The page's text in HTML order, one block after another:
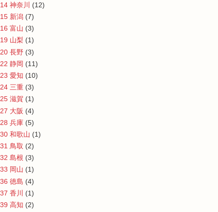
14 神奈川
(12)
15 新潟 (7)
16 富山 (3)
19 山梨 (1)
20 長野 (3)
22 静岡 (11)
23 愛知 (10)
24 三重 (3)
25 滋賀 (1)
27 大阪 (4)
28 兵庫 (5)
30 和歌山 (1)
31 鳥取 (2)
32 島根 (3)
33 岡山 (1)
36 徳島 (4)
37 香川
(1)
39 高知 (2)